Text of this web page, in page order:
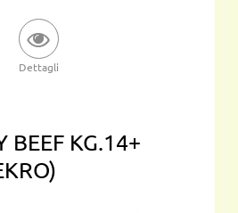
Dettagli
BEEF KG.14+